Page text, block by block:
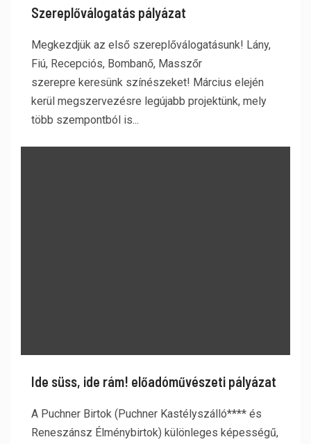
Szereplőválogatás pályázat
Megkezdjük az első szereplőválogatásunk! Lány,
Fiú, Recepciós, Bombanő, Masszőr
szerepre keresünk színészeket! Március elején
kerül megszervezésre legújabb projektünk, mely
több szempontból is...
Ide süss, ide rám! előadóművészeti pályázat
A Puchner Birtok (Puchner Kastélyszálló**** és
Reneszánsz Élménybirtok) különleges képességű,